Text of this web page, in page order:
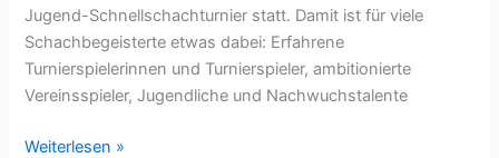
Jugend-Schnellschachturnier statt. Damit ist für viele
Schachbegeisterte etwas dabei: Erfahrene
Turnierspielerinnen und Turnierspieler, ambitionierte
Vereinsspieler, Jugendliche und Nachwuchstalente
Schnellschach-
Weiterlesen »